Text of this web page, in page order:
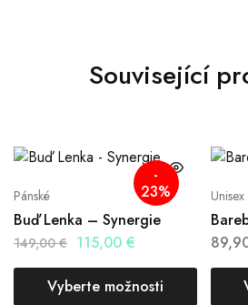
Související
-
23%
Pánské
Buď Lenka – Synergie
149,00€ 115,00 €
Vyberte možnosti
Unisex